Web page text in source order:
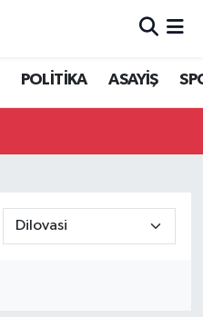
POLİTİKA ASAYİŞ